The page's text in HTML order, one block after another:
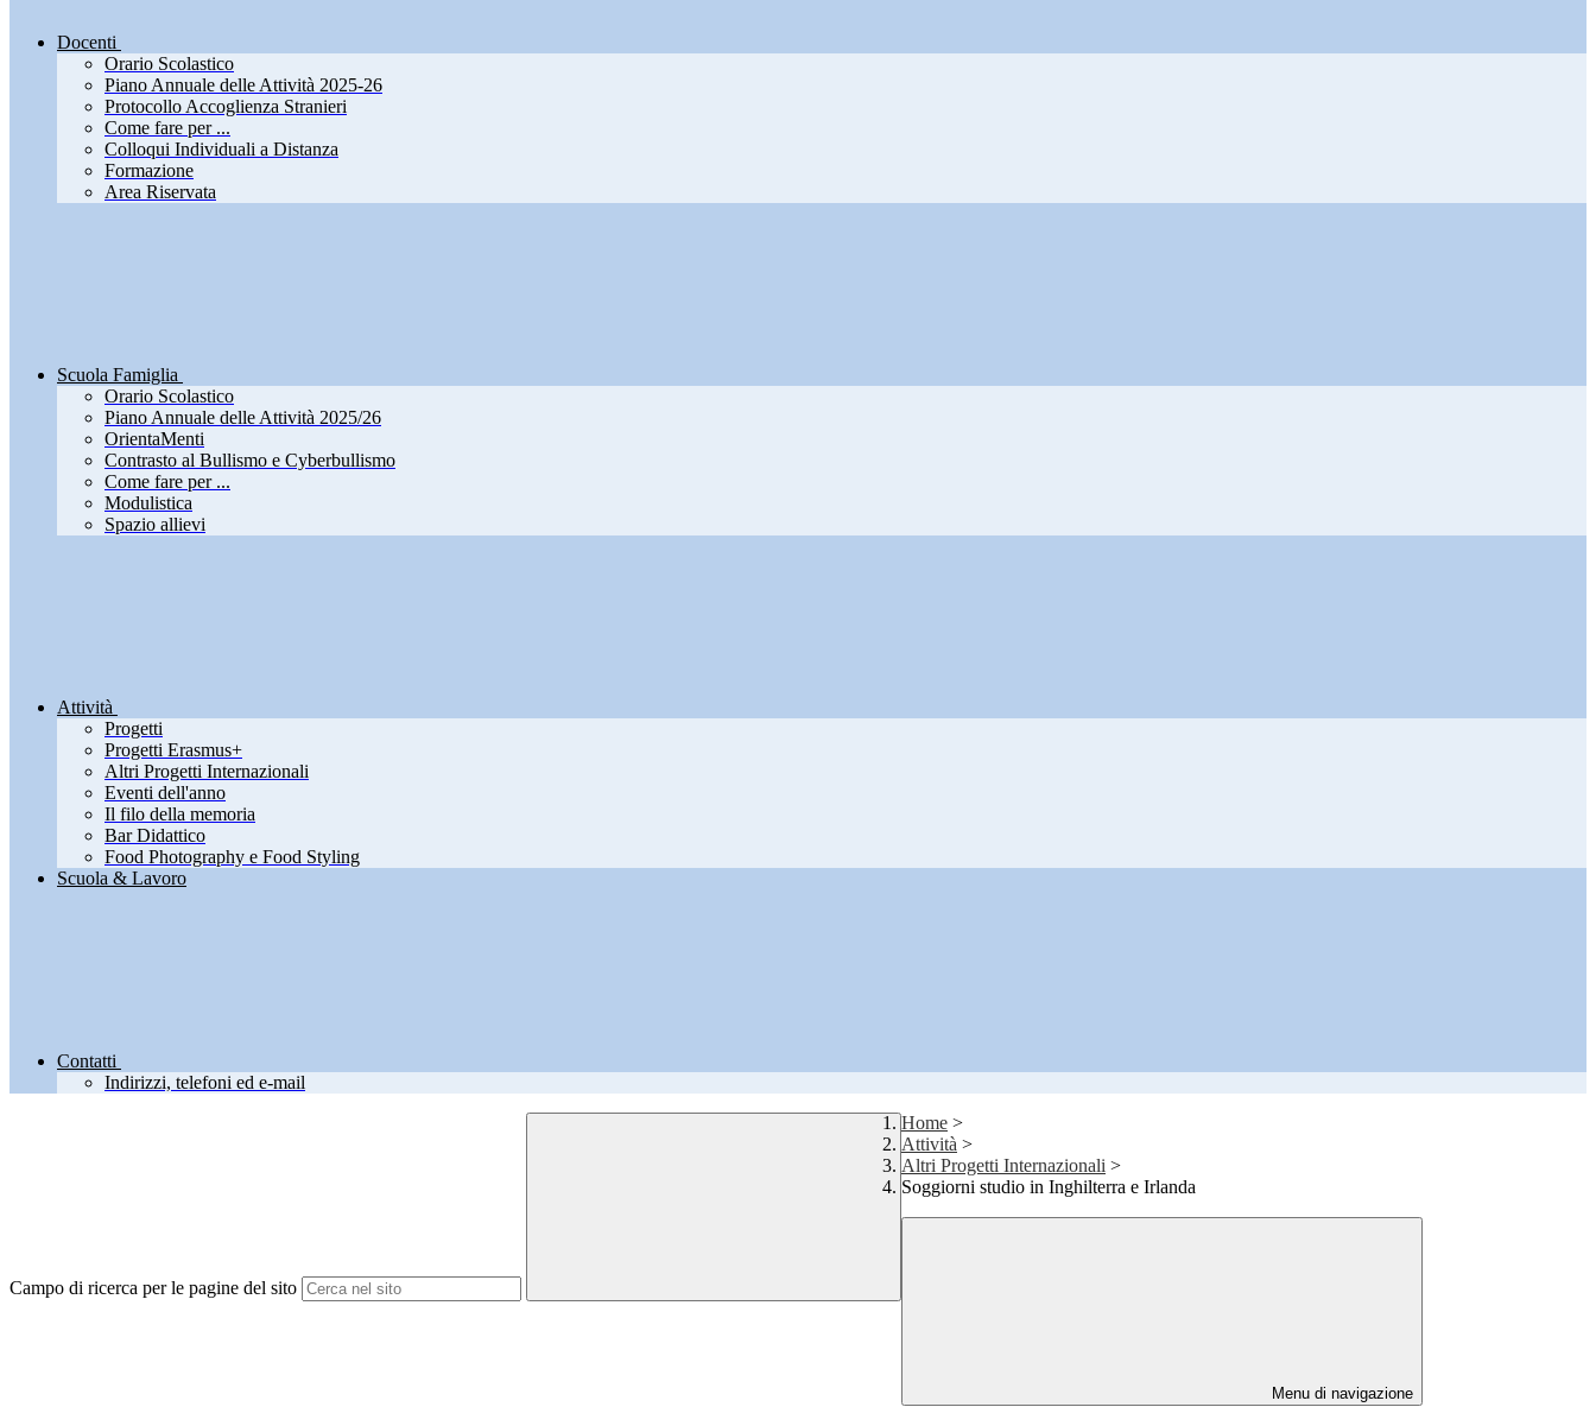
Docenti
Orario Scolastico
Piano Annuale delle Attività 2025-26
Protocollo Accoglienza Stranieri
Come fare per ...
Colloqui Individuali a Distanza
Formazione
Area Riservata
Scuola Famiglia
Orario Scolastico
Piano Annuale delle Attività 2025/26
OrientaMenti
Contrasto al Bullismo e Cyberbullismo
Come fare per ...
Modulistica
Spazio allievi
Attività
Progetti
Progetti Erasmus+
Altri Progetti Internazionali
Eventi dell'anno
Il filo della memoria
Bar Didattico
Food Photography e Food Styling
Scuola & Lavoro
Contatti
Indirizzi, telefoni ed e-mail
Campo di ricerca per le pagine del sito
Home >
Attività >
Altri Progetti Internazionali >
Soggiorni studio in Inghilterra e Irlanda
Menu di navigazione